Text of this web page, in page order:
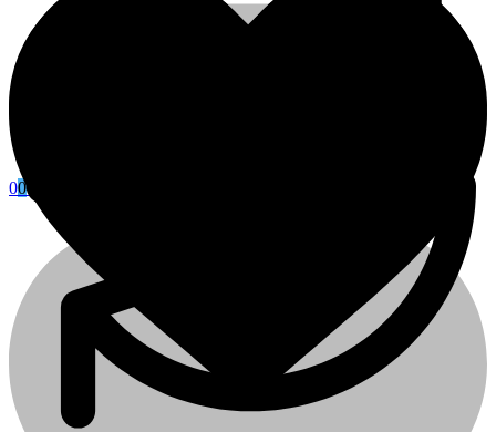
00Cart
24G
Class4
PoE
4SFP
370W
Switch